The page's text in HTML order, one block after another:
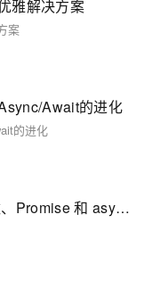
雅解决方案
案
Await的进化
的进化
JavaScript 中的异步编程：回调函数、Promise 和 async/await